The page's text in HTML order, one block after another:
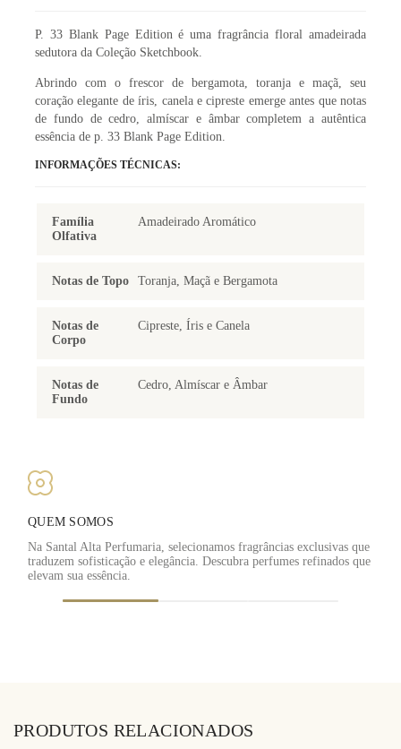
P. 33 Blank Page Edition é uma fragrância floral amadeirada
sedutora da Coleção Sketchbook.
Abrindo com o frescor de bergamota, toranja e maçã, seu
coração elegante de íris, canela e cipreste emerge antes que notas
de fundo de cedro, almíscar e âmbar completem a autêntica
essência de p. 33 Blank Page Edition.
INFORMAÇÕES TÉCNICAS:
Família
Olfativa
Amadeirado Aromático
Notas de Topo Toranja, Maçã e Bergamota
Notas de
Corpo
Cipreste, Íris e Canela
Notas de
Fundo
Cedro, Almíscar e Âmbar
QUEM SOMOS
Na Santal Alta Perfumaria, selecionamos fragrâncias exclusivas que
traduzem sofisticação e elegância. Descubra perfumes refinados que
elevam sua essência.
PRODUTOS RELACIONADOS